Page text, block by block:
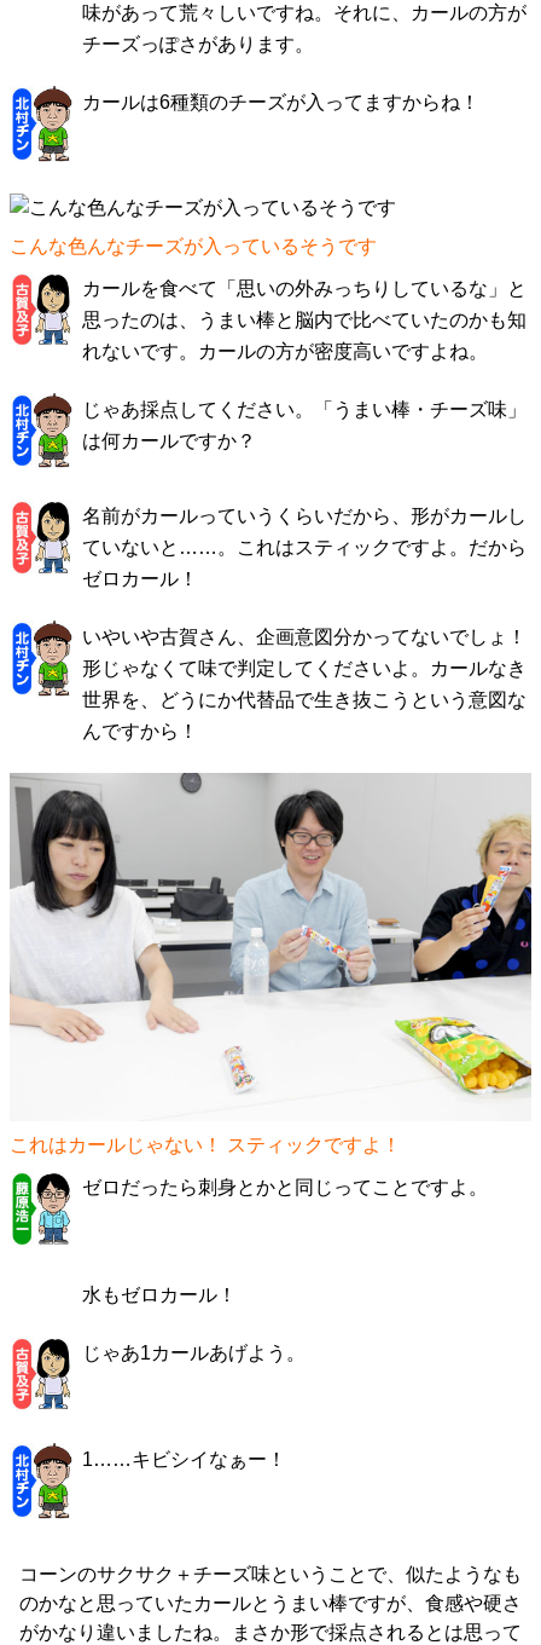
味があって荒々しいですね。それに、カールの方が
チーズっぽさがあります。
カールは6種類のチーズが入ってますからね！
こんな色んなチーズが入っているそうです
カールを食べて「思いの外みっちりしているな」と
思ったのは、うまい棒と脳内で比べていたのかも知
れないです。カールの方が密度高いですよね。
じゃあ採点してください。「うまい棒・チーズ味」
は何カールですか？
名前がカールっていうくらいだから、形がカールし
ていないと……。これはスティックですよ。だから
ゼロカール！
いやいや古賀さん、企画意図分かってないでしょ！
形じゃなくて味で判定してくださいよ。カールなき
世界を、どうにか代替品で生き抜こうという意図な
んですから！
これはカールじゃない！ スティックですよ！
ゼロだったら刺身とかと同じってことですよ。
水もゼロカール！
じゃあ1カールあげよう。
1……キビシイなぁー！
コーンのサクサク＋チーズ味ということで、似たようなも
のかなと思っていたカールとうまい棒ですが、食感や硬さ
がかなり違いましたね。まさか形で採点されるとは思って